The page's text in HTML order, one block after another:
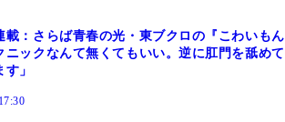
載：さらば青春の光・東ブクロの『こわいもん
ニックなんて無くてもいい。逆に肛門を舐めて
」